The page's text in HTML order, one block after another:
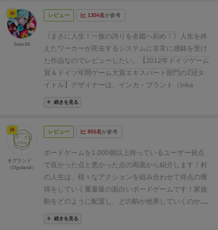
レビュー 1304名が参考
《まさに人生！一族の誇りを名鑑へ刻め！》
人生を終
えたワーカーが死去するシステムに非常に感銘を受け
た作品なのでレビューしたい。
【2012年ドイツゲーム
賞＆ドイツ年間ゲーム大賞エキスパート部門の2冠タ
イトル】 デザイナーは、インカ・ブラント（Inka
Brand）とマルクス・ブラント（Markus Brand）の
ラント夫妻。代表作としては他に「
ても好きな面白い作品なのだが、そう考えるとオーソ
イデアを盛り込むのが得意なのかもしれない。
そのブ
ラント夫妻が2011年に発表したのが今回レビューする
「村の人生」だ。そのユニークなアクション選択方式
と「死」という非常に扱いにくいテーマを上手く表現
した手法が評価され、2012年のドイツ年間ゲーム大賞
エキスパート部門および、ドイツゲーム賞の2冠を受
続きを見る
神
Sato39
レビュー 855名が参考
ボードゲームを1,000個以上持っているユーザー視点
で良かった点と悪かった点の両面から紹介します！ 村
の人生は、様々なアクションを組み合わせて得点の獲
得をしていく重量級の面白いボードゲームです！家族
駒をどのように配置し、どの駒が他界していくのか、
それをいつのタイミングにするのかといった中長期的
な戦略が必要になってきます。重いゲームではありま
続きを見る
神
オグランド
（Oguland）